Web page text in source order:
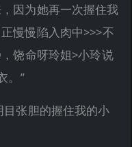
因为她再一次握住我
慢慢陷入肉中>>>不
饶命呀玲姐>小玲说
。”
张胆的握住我的小